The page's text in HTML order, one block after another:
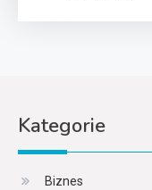
Kategorie
Biznes